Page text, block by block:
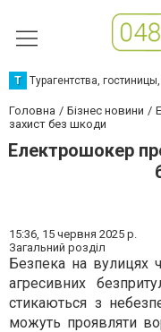
Т Турагентства,
Головна Бізнес новини
захист без шкоди
Електрошокер
15:36, 15 червня 2025 р.
Загальний розділ
Безпека на вулицях
агресивних
стикаються з
можуть проявляти